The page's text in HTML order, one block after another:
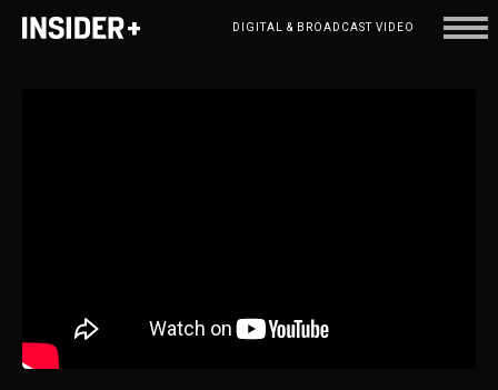
DIGITAL & BROADCAST VIDEO